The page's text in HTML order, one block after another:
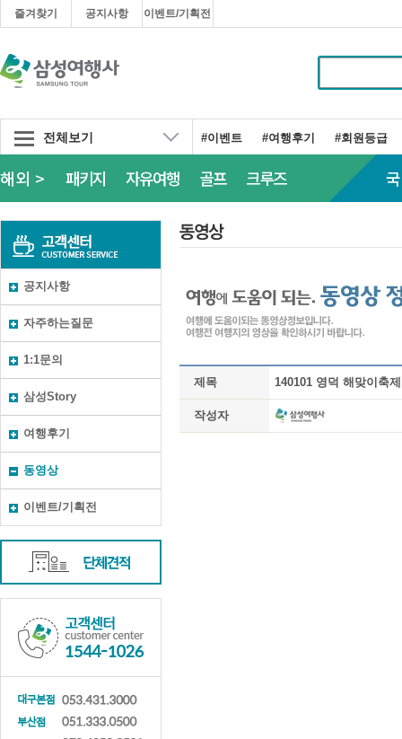
즐겨찾기 공지사항 이벤트/기획전
전체보기 #이벤트 #여행후기 #회원등급
해외 > 패키지 자유여행 골프 크루즈
공지사항
자주하는질문
1:1문의
삼성Story
여행후기
동영상
이벤트/기획전
제목 140101 영덕 해맞이축
작성자